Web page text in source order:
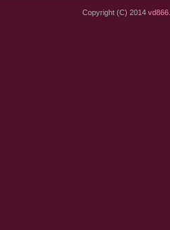
Copyright (C) 2014